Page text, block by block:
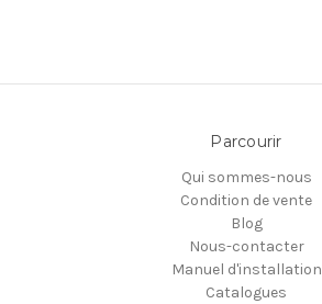
Parcourir
Qui sommes-nous
Condition de vente
Blog
Nous-contacter
Manuel d'installation
Catalogues